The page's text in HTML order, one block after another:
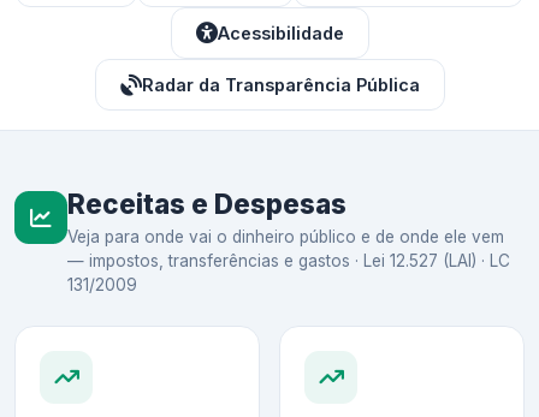
Acessibilidade
Radar da Transparência Pública
Receitas e Despesas
Veja para onde vai o dinheiro público e de onde ele vem
— impostos, transferências e gastos · Lei 12.527 (LAI) · LC
131/2009